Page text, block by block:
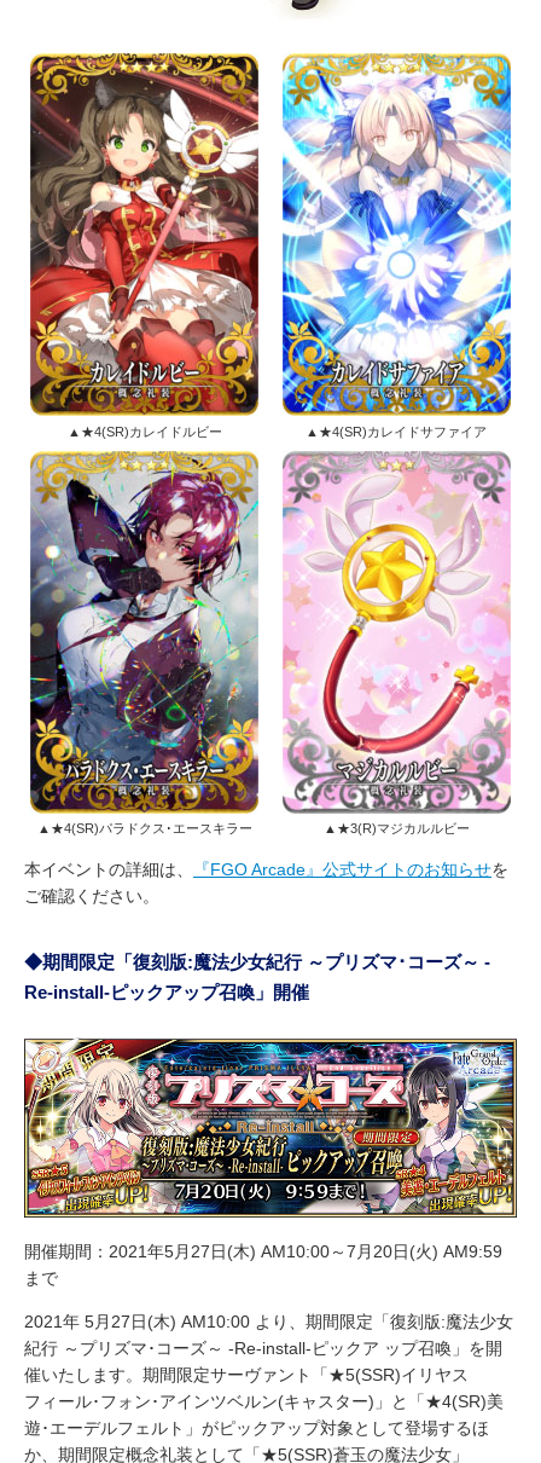
▲★4(SR)カレイドルビー ▲★4(SR)カレイドサファイア
▲★4(SR)パラドクス･エースキラー ▲★3(R)マジカルルビー
本イベントの詳細は、 『FGO Arcade』公式サイトのお知らせを
ご確認ください。
◆期間限定「復刻版:魔法少女紀行 ～プリズマ･コーズ～ -
Re-install-ピックアップ召喚」開催
開催期間：2021年5月27日(木) AM10:00～7月20日(火) AM9:59
まで
2021年 5月27日(木) AM10:00 より、期間限定「復刻版:魔法少女
紀行 ～プリズマ･コーズ～ -Re-install-ピックア ップ召喚」を開
催いたします。期間限定サーヴァント「★5(SSR)イリヤス
フィール･フォン･アインツベルン(キャスター)」と「★4(SR)美
遊･エーデルフェルト」がピックアップ対象として登場するほ
か、期間限定概念礼装として「★5(SSR)蒼玉の魔法少女」